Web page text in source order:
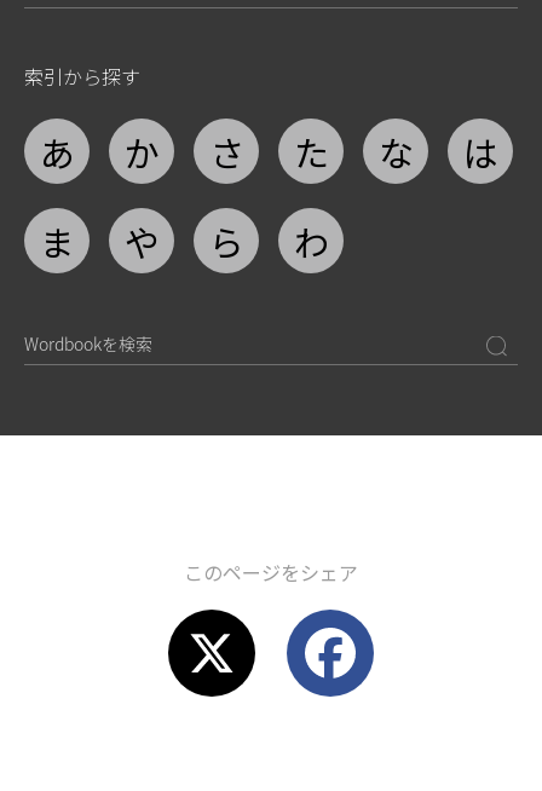
索引から探す
あ か さ た な
は
ま
や ら わ
このページをシェア
F